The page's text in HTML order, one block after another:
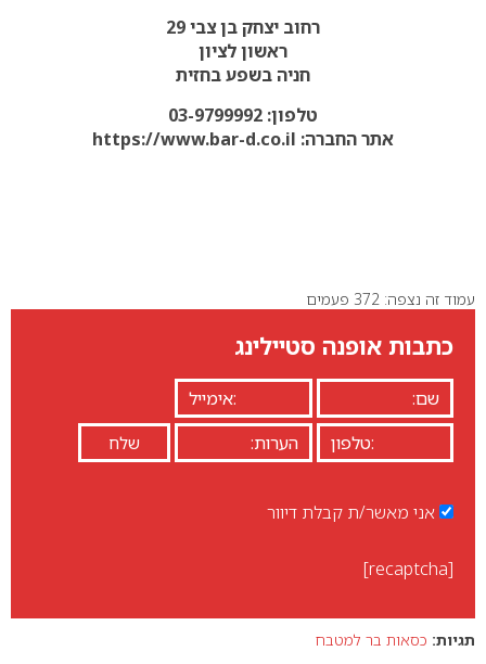
רחוב יצחק בן צבי 29
ראשון לציון
חניה בשפע בחזית
טלפון: 03-9799992
אתר החברה: https://www.bar-d.co.il
עמוד זה נצפה: 372 פעמים
כתבות אופנה סטיילינג
אני מאשר/ת קבלת דיוור
[recaptcha]
תגיות: כסאות בר למטבח